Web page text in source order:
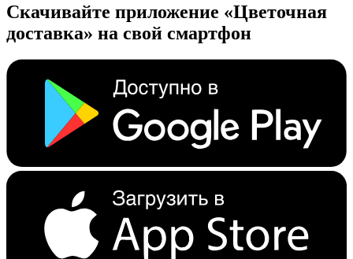
Скачивайте приложение «Цветочная
доставка» на свой смартфон